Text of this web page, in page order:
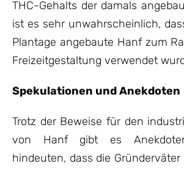
THC-Gehalts der damals
ist es sehr unwahrscheinlich,
Plantage angebaute Hanf zum
Freizeitgestaltung verwendet
Spekulationen und Anekdoten
Trotz der Beweise für den
von Hanf gibt es
hindeuten, dass die